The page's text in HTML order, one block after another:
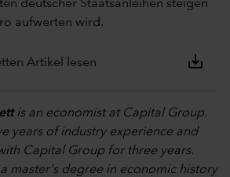
deutscher Staatsanleihen steigen
aufwerten wird.
Artikel lesen save_alt
is an economist at Capital Group.
years of industry experience and
Capital Group for three years.
master's degree in economic history